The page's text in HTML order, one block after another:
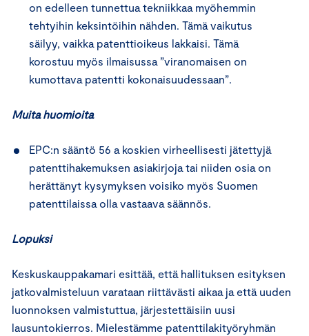
on edelleen tunnettua tekniikkaa myöhemmin
tehtyihin keksintöihin nähden. Tämä vaikutus
säilyy, vaikka patenttioikeus lakkaisi. Tämä
korostuu myös ilmaisussa ”viranomaisen on
kumottava patentti kokonaisuudessaan”.
Muita huomioita
EPC:n sääntö 56 a koskien virheellisesti jätettyjä
patenttihakemuksen asiakirjoja tai niiden osia on
herättänyt kysymyksen voisiko myös Suomen
patenttilaissa olla vastaava säännös.
Lopuksi
Keskuskauppakamari esittää, että hallituksen esityksen
jatkovalmisteluun varataan riittävästi aikaa ja että uuden
luonnoksen valmistuttua, järjestettäisiin uusi
lausuntokierros. Mielestämme patenttilakityöryhmän